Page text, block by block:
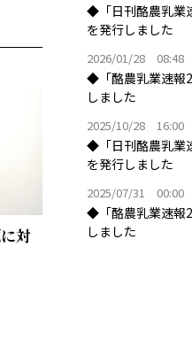
対
◆「日刊酪農乳業
を発行しました
2026/01/28 08:48
◆「酪農乳業速報
しました
2025/10/28 16:00
◆「日刊酪農乳業
を発行しました
2025/07/31 00:00
◆「酪農乳業速報
しました